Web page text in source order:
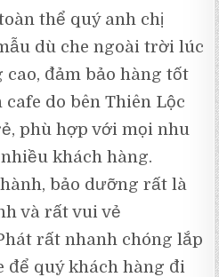
thể quý anh chị
dù che ngoài trời lúc
đảm bảo hàng tốt
cafe do bên Thiên Lộc
phù hợp với mọi nhu
khách hàng.
bảo dưỡng rất là
và rất vui vẻ
rất nhanh chóng lắp
để quý khách hàng đi